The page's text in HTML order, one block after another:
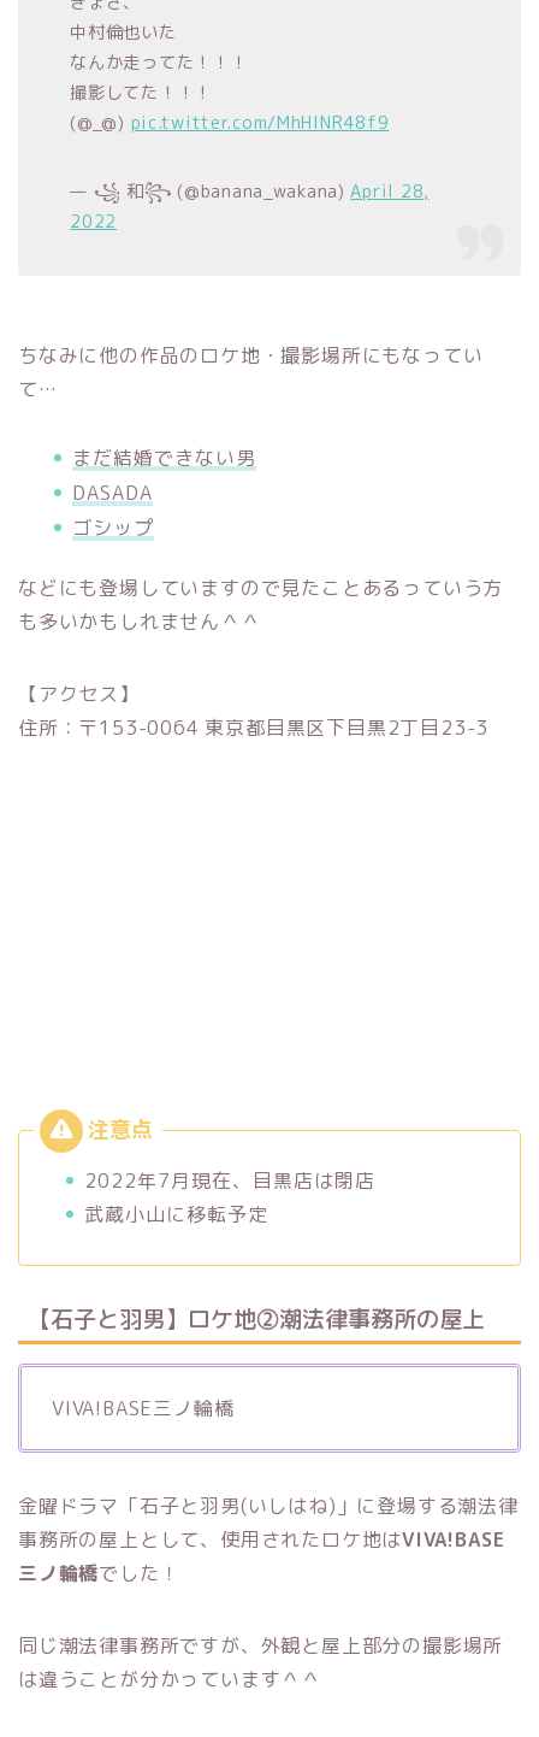
中村倫也いた
なんか走ってた！！！
撮影してた！！！
(@_@) pic.twitter.com/MhHlNR48f9
— ꧁ 和꧂ (@banana_wakana)April 28,
2022
ちなみに他の作品のロケ地・撮影場所にもなってい
て…
まだ結婚できない男
DASADA
ゴシップ
などにも登場していますので見たことあるっていう方
も多いかもしれません＾＾
【アクセス】
住所：〒153-0064 東京都目黒区下目黒2丁目23-3
2022年7月現在、目黒店は閉店
武蔵小山に移転予定
【石子と羽男】ロケ地②潮法律事務所の屋上
VIVA!BASE三ノ輪橋
金曜ドラマ「石子と羽男(いしはね)」に登場する潮法律
事務所の屋上として、使用されたロケ地はVIVA!BASE
三ノ輪橋でした！
同じ潮法律事務所ですが、外観と屋上部分の撮影場所
は違うことが分かっています＾＾